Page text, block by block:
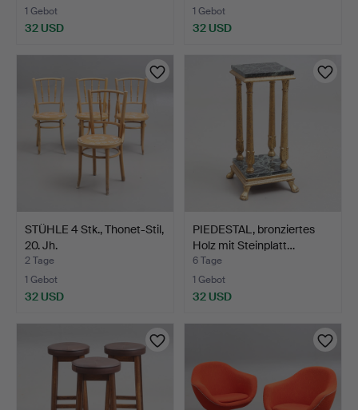
1 Gebot
32 USD
1 Gebot
32 USD
STÜHLE 4 Stk., Thonet-Stil,
20. Jh.
2 Tage
1 Gebot
32 USD
PIEDESTAL, bronziertes
Holz mit Steinplatt…
6 Tage
1 Gebot
32 USD